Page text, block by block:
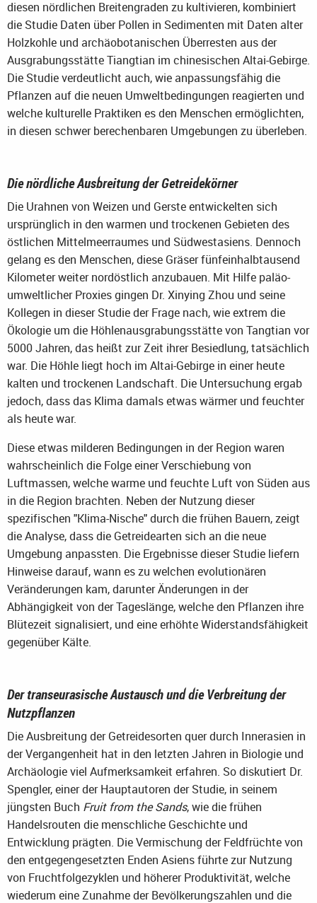
diesen nördlichen Breitengraden zu kultivieren, kombiniert
die Studie Daten über Pollen in Sedimenten mit Daten alter
Holzkohle und archäobotanischen Überresten aus der
Ausgrabungsstätte Tiangtian im chinesischen Altai-Gebirge.
Die Studie verdeutlicht auch, wie anpassungsfähig die
Pflanzen auf die neuen Umweltbedingungen reagierten und
welche kulturelle Praktiken es den Menschen ermöglichten,
in diesen schwer berechenbaren Umgebungen zu überleben.
Die nördliche Ausbreitung der Getreidekörner
Die Urahnen von Weizen und Gerste entwickelten sich
ursprünglich in den warmen und trockenen Gebieten des
östlichen Mittelmeerraumes und Südwestasiens. Dennoch
gelang es den Menschen, diese Gräser fünfeinhalbtausend
Kilometer weiter nordöstlich anzubauen. Mit Hilfe paläo-
umweltlicher Proxies gingen Dr. Xinying Zhou und seine
Kollegen in dieser Studie der Frage nach, wie extrem die
Ökologie um die Höhlenausgrabungsstätte von Tangtian vor
5000 Jahren, das heißt zur Zeit ihrer Besiedlung, tatsächlich
war. Die Höhle liegt hoch im Altai-Gebirge in einer heute
kalten und trockenen Landschaft. Die Untersuchung ergab
jedoch, dass das Klima damals etwas wärmer und feuchter
als heute war.
Diese etwas milderen Bedingungen in der Region waren
wahrscheinlich die Folge einer Verschiebung von
Luftmassen, welche warme und feuchte Luft von Süden aus
in die Region brachten. Neben der Nutzung dieser
spezifischen "Klima-Nische" durch die frühen Bauern, zeigt
die Analyse, dass die Getreidearten sich an die neue
Umgebung anpassten. Die Ergebnisse dieser Studie liefern
Hinweise darauf, wann es zu welchen evolutionären
Veränderungen kam, darunter Änderungen in der
Abhängigkeit von der Tageslänge, welche den Pflanzen ihre
Blütezeit signalisiert, und eine erhöhte Widerstandsfähigkeit
gegenüber Kälte.
Der transeurasische Austausch und die Verbreitung der
Nutzpflanzen
Die Ausbreitung der Getreidesorten quer durch Innerasien in
der Vergangenheit hat in den letzten Jahren in Biologie und
Archäologie viel Aufmerksamkeit erfahren. So diskutiert Dr.
Spengler, einer der Hauptautoren der Studie, in seinem
jüngsten Buch Fruit from the Sands, wie die frühen
Handelsrouten die menschliche Geschichte und
Entwicklung prägten. Die Vermischung der Feldfrüchte von
den entgegengesetzten Enden Asiens führte zur Nutzung
von Fruchtfolgezyklen und höherer Produktivität, welche
wiederum eine Zunahme der Bevölkerungszahlen und die